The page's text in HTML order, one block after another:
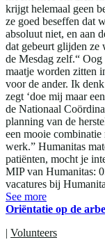
krijgt helemaal geen
ze goed beseffen dat
absoluut niet, en aan
dat gebeurt glijden ze
de Mesdag zelf.“
maatje worden zitten
voor de ander. Ik
zegt ‘doe mij maar
de Nationaal
planning van de
een mooie
werk.” Humanitas
patiënten, mocht je
MIP van Humanitas:
vacatures bij
See more
Oriëntatie op de
| Volunteers